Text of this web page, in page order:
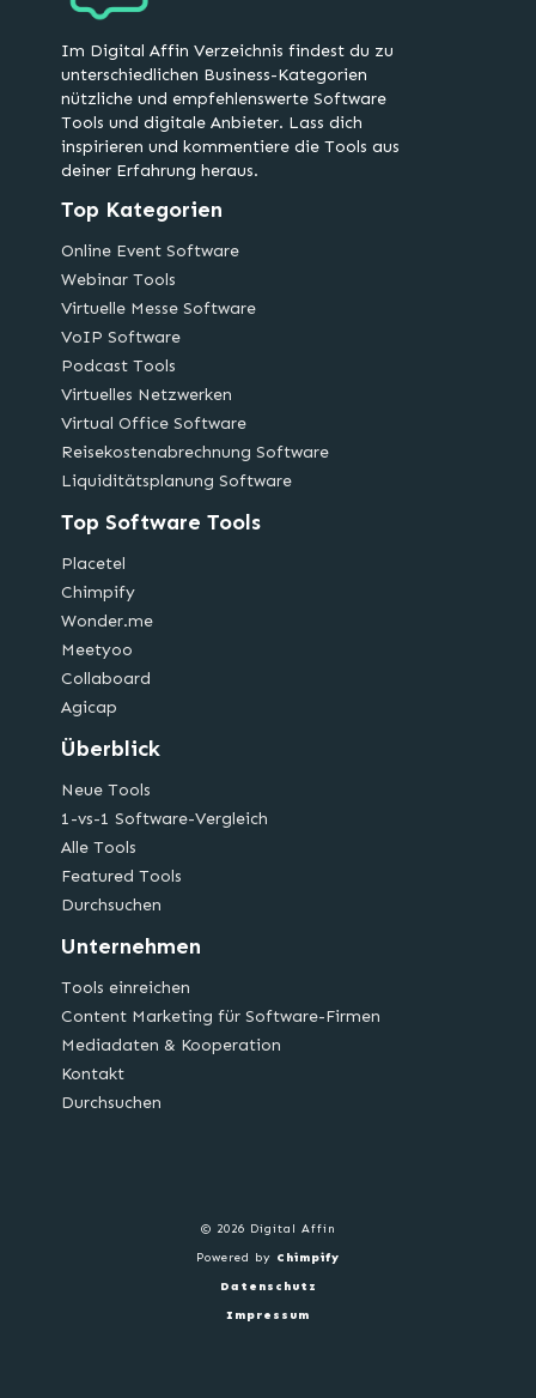
Im Digital Affin Verzeichnis findest du zu
unterschiedlichen Business-Kategorien
nützliche und empfehlenswerte Software
Tools und digitale Anbieter. Lass dich
inspirieren und kommentiere die Tools aus
deiner Erfahrung heraus.
Top Kategorien
Online Event Software
Webinar Tools
Virtuelle Messe Software
VoIP Software
Podcast Tools
Virtuelles Netzwerken
Virtual Office Software
Reisekostenabrechnung Software
Liquiditätsplanung Software
Top Software Tools
Placetel
Chimpify
Wonder.me
Meetyoo
Collaboard
Agicap
Überblick
Neue Tools
1-vs-1 Software-Vergleich
Alle Tools
Featured Tools
Durchsuchen
Unternehmen
Tools einreichen
Content Marketing für Software-Firmen
Mediadaten & Kooperation
Kontakt
Durchsuchen
© 2026 Digital Affin
Powered by Chimpify
Datenschutz
Impressum